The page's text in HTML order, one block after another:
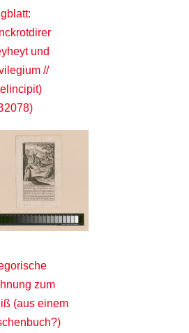
und
//
zum
(aus einem